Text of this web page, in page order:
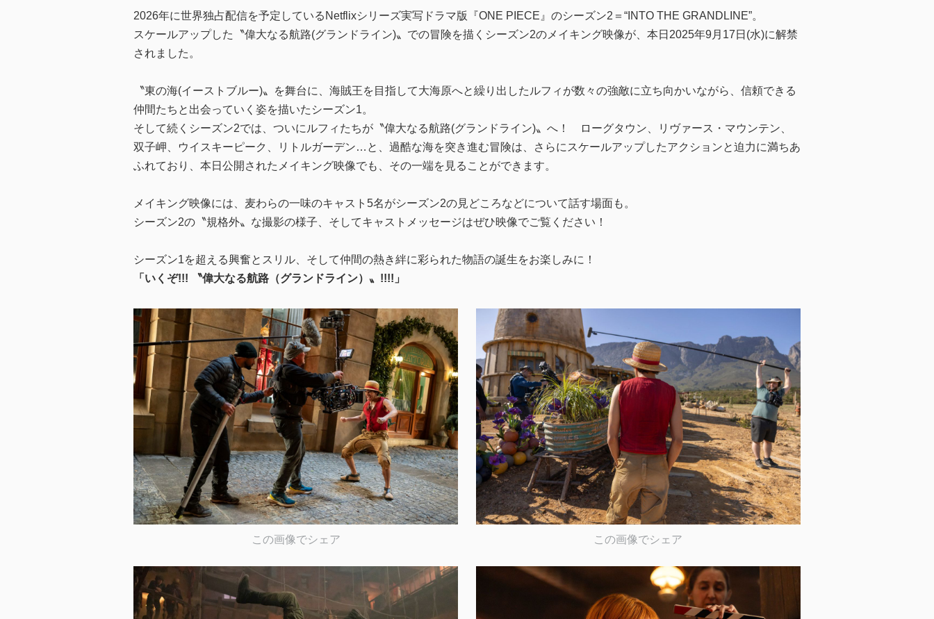
2026年に世界独占配信を予定しているNetflixシリーズ実写ドラマ版『ONE PIECE』のシーズン2＝“INTO THE GRANDLINE”。
スケールアップした〝偉大なる航路(グランドライン)〟での冒険を描くシーズン2のメイキング映像が、本日2025年9月17日(水)に解禁
されました。
〝東の海(イーストブルー)〟を舞台に、海賊王を目指して大海原へと繰り出したルフィが数々の強敵に立ち向かいながら、信頼できる
仲間たちと出会っていく姿を描いたシーズン1。
そして続くシーズン2では、ついにルフィたちが〝偉大なる航路(グランドライン)〟へ！ ローグタウン、リヴァース・マウンテン、
双子岬、ウイスキーピーク、リトルガーデン…と、過酷な海を突き進む冒険は、さらにスケールアップしたアクションと迫力に満ちあ
ふれており、本日公開されたメイキング映像でも、その一端を見ることができます。
メイキング映像には、麦わらの一味のキャスト5名がシーズン2の見どころなどについて話す場面も。
シーズン2の〝規格外〟な撮影の様子、そしてキャストメッセージはぜひ映像でご覧ください！
シーズン1を超える興奮とスリル、そして仲間の熱き絆に彩られた物語の誕生をお楽しみに！
「いくぞ!!! 〝偉大なる航路（グランドライン）〟!!!!」
この画像でシェア この画像でシェア